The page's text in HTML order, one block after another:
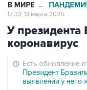
В МИРЕ →
17:33, 13 марта 2020
У
коронавирус
Есть обновление
Президент
выявлении у него